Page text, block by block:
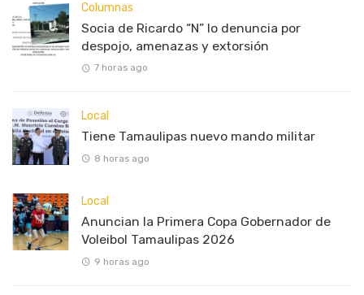
Columnas
Socia de Ricardo “N” lo denuncia por
despojo, amenazas y extorsión
7 horas ago
Local
Tiene Tamaulipas nuevo mando militar
8 horas ago
Local
Anuncian la Primera Copa Gobernador de
Voleibol Tamaulipas 2026
9 horas ago